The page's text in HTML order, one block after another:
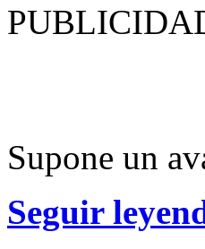
Supone un
Seguir